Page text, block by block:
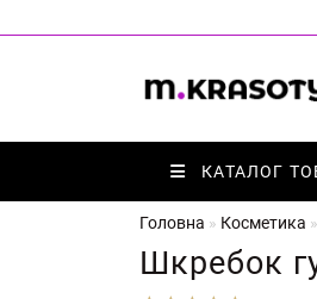
КАТАЛОГ
Головна Косметика
Шкребок